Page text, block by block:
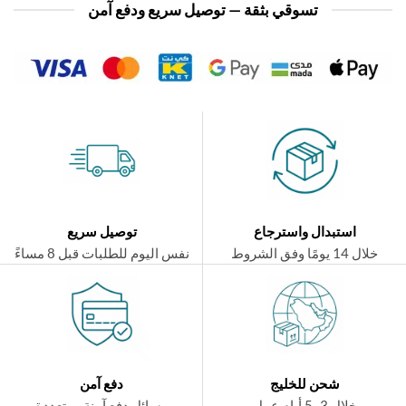
تسوقي بثقة — توصيل سريع ودفع آمن
استبدال واسترجاع
توصيل سريع
نفس اليوم للطلبات قبل 8 مساءً
شحن للخليج
دفع آمن